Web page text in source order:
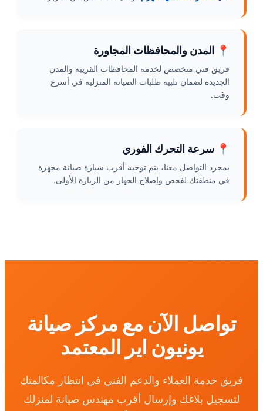
📍 المدن والمحافظات المجاورة
فريق فني متخصص لخدمة المحافظات القريبة والمدن
الجديدة لضمان تلبية طلبات الصيانة المنزلية في أسرع
وقت.
📍 سرعة التحرك الفوري
بمجرد التواصل معنا، يتم توجيه أقرب سيارة صيانة مجهزة
في منطقتك لفحص وإصلاح الجهاز من الزيارة الأولى.
تواصل الآن مع مركز صيانة
يونيون اير المعتمد
فريق خدمة العملاء والدعم الفني في انتظار مكالمتك
لتسجيل بلاغك وإرسال أقرب مهندس صيانة لمنزلك